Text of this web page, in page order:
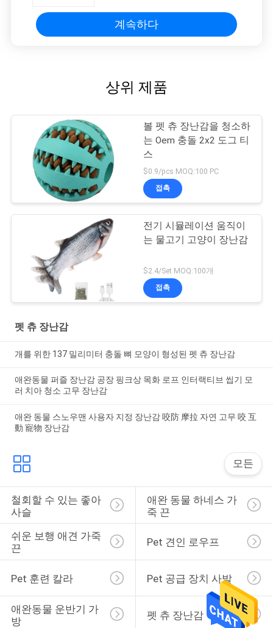
계속하다
상위 제품
볼 펫 츄 장난감을 청소하
는 Oem 충돌 2x2 도그 티
스
$0.9/pcs MOQ:100 PC
접촉
전기 시뮬레이션 움직이
는 물고기 고양이 장난감
$2.4/Set MOQ:100개
접촉
펫 츄 장난감
개를 위한 137 밀리미터 충돌 뼈 모양이 형성된 펫 츄 장난감
애완동물 퍼즐 장난감 공장 핑크상 목화 로프 인터랙티브 씹기 모
러 치아 청소 고무 장난감
애완 동물 스노우맨 사용자 지정 장난감 咬防 摩拉 자연 고무 咬 互
動 寵物 장난감
모든
철회할 수 있는 좋아
사슬
애완 동물 하네스 가
죽 끈
쉬운 보행 애견 가죽
끈
Pet 견인 로우프
Pet 훈련 칼라 Pet 공급 장치 사발
애완동물 운반기 가
방
펫 츄 장난감